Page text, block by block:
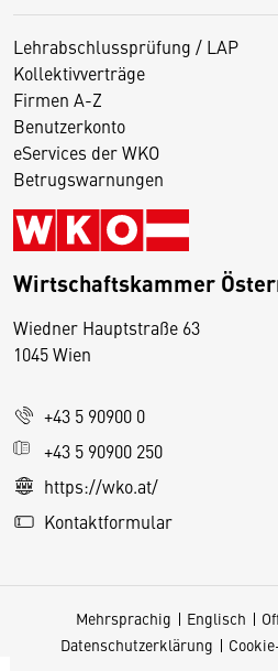
Lehrabschlussprüfung / LAP
Kollektivverträge
Firmen A-Z
Benutzerkonto
eServices der WKO
Betrugswarnungen
Wirtschaftskammer
Wiedner Hauptstraße 63
1045 Wien
+43 5 90900 0
+43 5 90900 250
https://wko.at/
Kontaktformular
Mehrsprachig Englisch
Datenschutzerklärung
D
s
e
S
e